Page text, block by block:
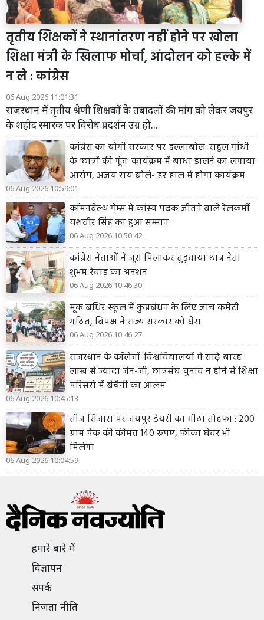
तृतीय शिक्षकों ने स्थानांतरण नहीं होने पर खोला
शिक्षा मंत्री के खिलाफ मोर्चा, आंदोलन को हल्के में
न ले : कांग्रेस
06 Aug 2026 11:01:31
राजस्थान में तृतीय श्रेणी शिक्षकों के तबादलों की मांग को लेकर जयपुर
के शहीद स्मारक पर विरोध प्रदर्शन उग्र हो...
कांग्रेस का योगी सरकार पर हल्लाबोल: राहुल गांधी
के ‘छात्रों की गूंज’ कार्यक्रम में बाधा डालने का लगाया
आरोप, अजय राय बोले- हर हाल में होगा कार्यक्रम
06 Aug 2026 10:59:01
कॉमनवेल्थ गेम्स में कांस्य पदक जीतने वाले रेलकर्मी
यशवीर सिंह का हुआ सम्मान
06 Aug 2026 10:50:42
कांग्रेस नेताओं ने जूस पिलाकर तुड़वाया छात्र नेता
शुभम रेवाड़ का अनशन
06 Aug 2026 10:46:30
मूक बधिर स्कूल में कुप्रबंधन के लिए जांच कमेटी
गठित, विपक्ष ने राज्य सरकार को घेरा
06 Aug 2026 10:46:27
राजस्थान के कॉलेजों-विश्वविद्यालयों में साढ़े बारह
लाख से ज्यादा जेन-जी, छात्रसंघ चुनाव न होने से शिक्षा
परिसरों में बेचैनी का आलम
06 Aug 2026 10:45:13
तीज सिंजारा पर जयपुर डेयरी का मीठा तोहफा : 200
ग्राम पैक की कीमत 140 रुपए, फीका घेवर भी
मिलेगा
06 Aug 2026 10:04:59
हमारे बारे में
विज्ञापन
संपर्क
निजता नीति